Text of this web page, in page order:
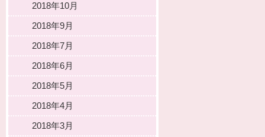
2018年10月
2018年9月
2018年7月
2018年6月
2018年5月
2018年4月
2018年3月